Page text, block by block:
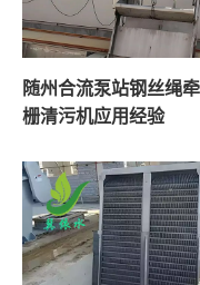
随州合流泵站钢丝绳
栅清污机应用经验